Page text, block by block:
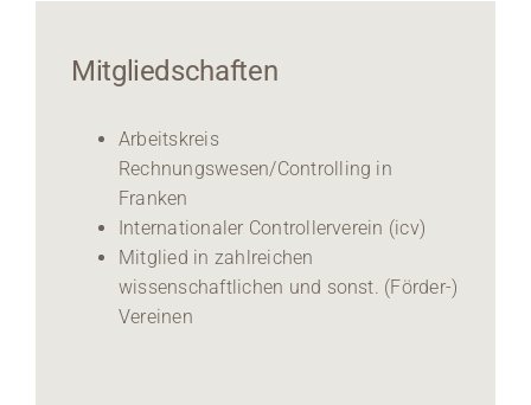
Mitgliedschaften
Arbeitskreis
Rechnungswesen/Controlling in
Franken
Internationaler Controllerverein (icv)
Mitglied in zahlreichen
wissenschaftlichen und sonst. (Förder-)
Vereinen